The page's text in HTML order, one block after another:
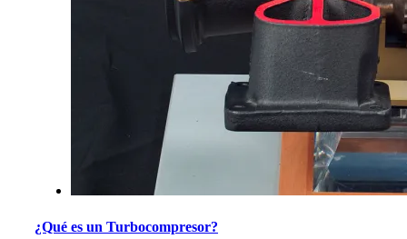
¿Qué es un Turbocompresor?